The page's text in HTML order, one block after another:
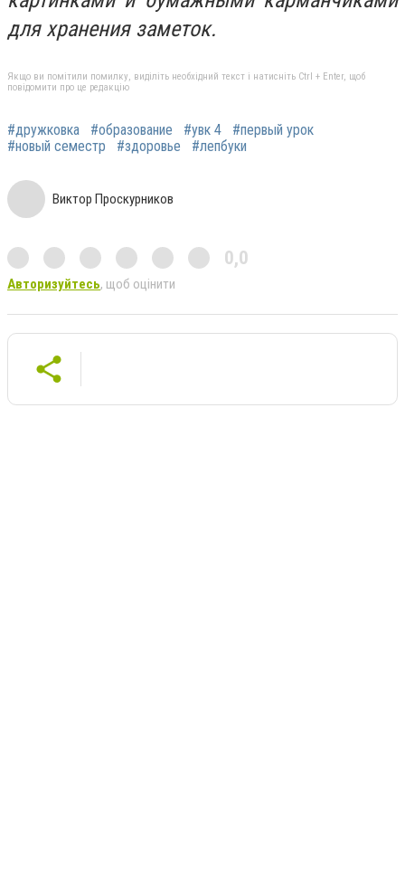
для хранения заметок.
Якщо ви помітили помилку, виділіть необхідний текст і натисніть Ctrl + Enter, щоб
повідомити про це редакцію
#дружковка #образование #увк 4
#первый урок
#новый семестр
#здоровье #лепбуки
Виктор Проскурников
0,0
Авторизуйтесь, щоб оцінити